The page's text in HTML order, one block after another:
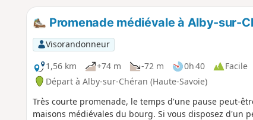
Promenade médiévale à Alby-sur-
Visorandonneur
1,56 km
+74 m -72 m 0h 40
Facile
Départ à Alby-sur-Chéran (Haute-Savoie)
Très courte promenade, le temps d'une pause peut-
maisons médiévales du bourg. Si vous disposez d'un